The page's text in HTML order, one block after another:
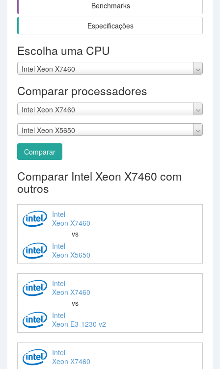
Benchmarks
Especificações
Escolha uma CPU
Intel Xeon X7460
Comparar processadores
Intel Xeon X7460
Intel Xeon X5650
Comparar
Comparar Intel Xeon X7460 com
outros
Intel
Xeon X7460
vs
Intel
Xeon X5650
Intel
Xeon X7460
vs
Intel
Xeon E3-1230 v2
Intel
Xeon X7460